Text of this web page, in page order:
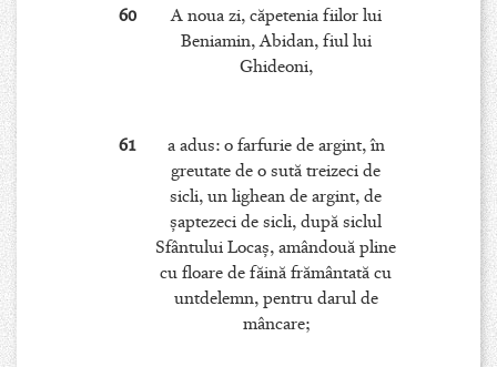
60
A noua zi, căpetenia fiilor lui
Beniamin, Abidan, fiul lui
Ghideoni,
61
a adus: o farfurie de argint, în
greutate de o sută treizeci de
sicli, un lighean de argint, de
şaptezeci de sicli, după siclul
Sfântului Locaş, amândouă pline
cu floare de făină frământată cu
untdelemn, pentru darul de
mâncare;